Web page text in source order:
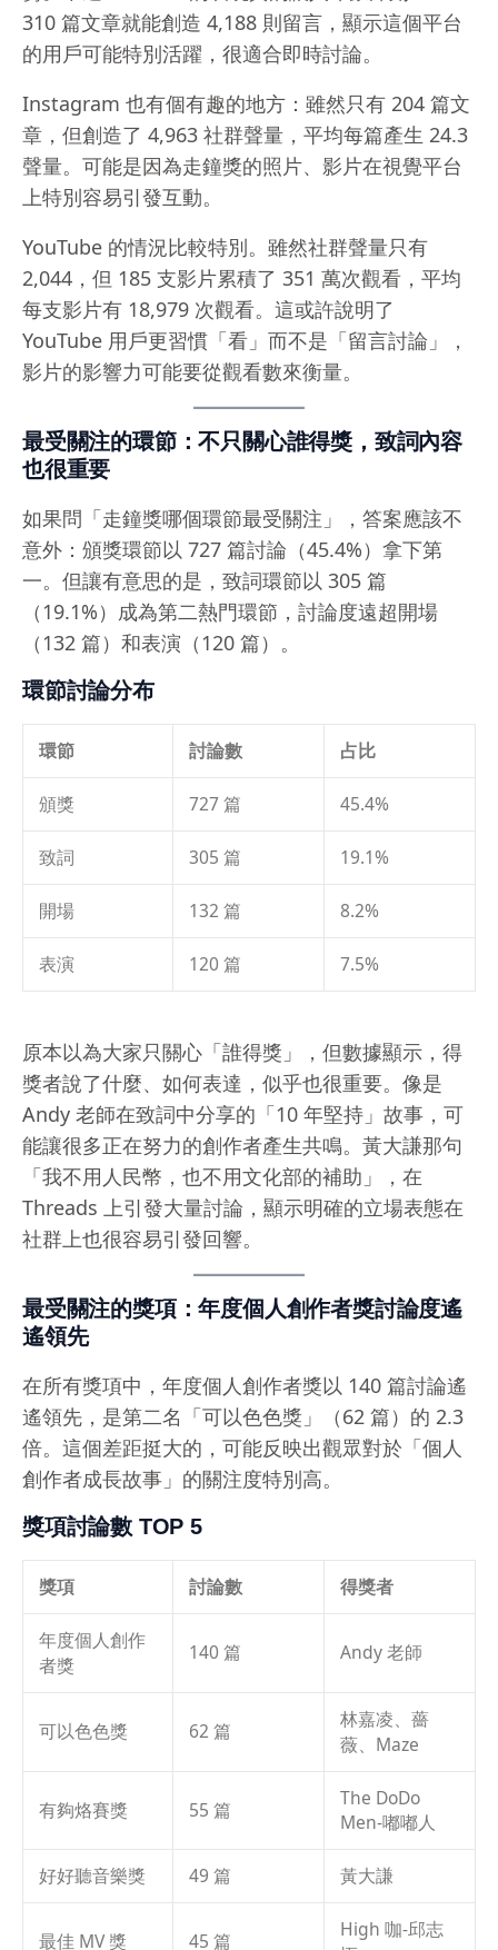
310 篇文章就能創造 4,188 則留言，顯示這個平台
的用戶可能特別活躍，很適合即時討論。
Instagram 也有個有趣的地方：雖然只有 204 篇文
章，但創造了 4,963 社群聲量，平均每篇產生 24.3
聲量。可能是因為走鐘獎的照片、影片在視覺平台
上特別容易引發互動。
YouTube 的情況比較特別。雖然社群聲量只有
2,044，但 185 支影片累積了 351 萬次觀看，平均
每支影片有 18,979 次觀看。這或許說明了
YouTube 用戶更習慣「看」而不是「留言討論」，
影片的影響力可能要從觀看數來衡量。
最受關注的環節：不只關心誰得獎，致詞內容
也很重要
如果問「走鐘獎哪個環節最受關注」，答案應該不
意外：頒獎環節以 727 篇討論（45.4%）拿下第
一。但讓有意思的是，致詞環節以 305 篇
（19.1%）成為第二熱門環節，討論度遠超開場
（132 篇）和表演（120 篇）。
環節討論分布
環節 討論數 占比
頒獎 727 篇 45.4%
致詞 305 篇 19.1%
開場 132 篇 8.2%
表演 120 篇 7.5%
原本以為大家只關心「誰得獎」，但數據顯示，得
獎者說了什麼、如何表達，似乎也很重要。像是
Andy 老師在致詞中分享的「10 年堅持」故事，可
能讓很多正在努力的創作者產生共鳴。黃大謙那句
「我不用人民幣，也不用文化部的補助」，在
Threads 上引發大量討論，顯示明確的立場表態在
社群上也很容易引發回響。
最受關注的獎項：年度個人創作者獎討論度遙
遙領先
在所有獎項中，年度個人創作者獎以 140 篇討論遙
遙領先，是第二名「可以色色獎」（62 篇）的 2.3
倍。這個差距挺大的，可能反映出觀眾對於「個人
創作者成長故事」的關注度特別高。
獎項討論數 TOP 5
獎項 討論數 得獎者
年度個人創作
者獎
140 篇 Andy 老師
可以色色獎 62 篇
林嘉凌、薔
薇、Maze
有夠烙賽獎 55 篇
The DoDo
Men-嘟嘟人
好好聽音樂獎 49 篇 黃大謙
最佳 MV 獎 45 篇
High 咖-邱志